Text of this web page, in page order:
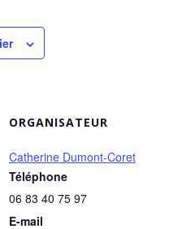
ORGANISATEUR
Catherine Dumont-Coret
Téléphone
06 83 40 75 97
E-mail